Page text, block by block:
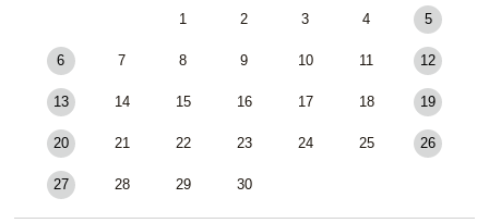
1 2 3 4 5
6 7 8 9 10 11 12
13 14 15 16 17 18 19
20 21 22 23 24 25 26
27 28 29 30